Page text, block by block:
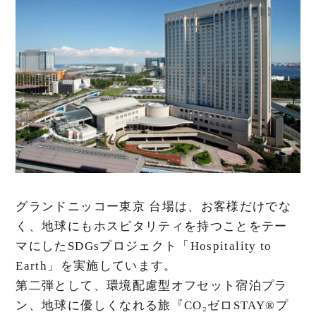
グランドニッコー東京 台場は、お客様だけでな
く、地球にもホスピタリティを持つことをテー
マにしたSDGsプロジェクト「Hospitality to
Earth」を実施しています。
第二弾として、環境配慮型オフセット宿泊プラ
ン、地球に優しくなれる旅『CO₂ゼロSTAY®プ